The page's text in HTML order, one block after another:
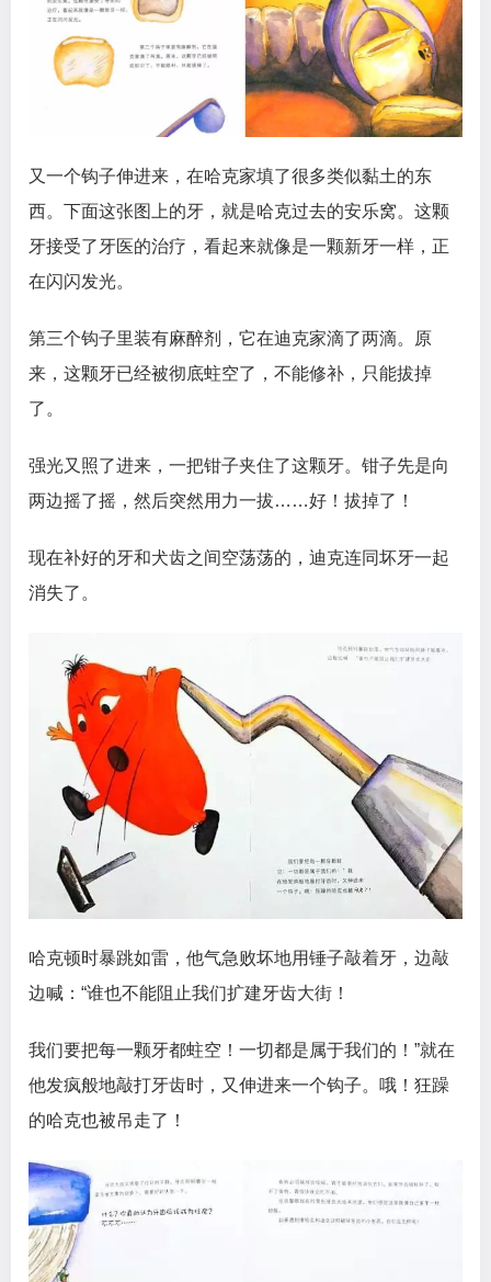
又一个钩子伸进来，在哈克家填了很多类似黏土的东
西。下面这张图上的牙，就是哈克过去的安乐窝。这颗
牙接受了牙医的治疗，看起来就像是一颗新牙一样，正
在闪闪发光。
第三个钩子里装有麻醉剂，它在迪克家滴了两滴。原
来，这颗牙已经被彻底蛀空了，不能修补，只能拔掉
了。
强光又照了进来，一把钳子夹住了这颗牙。钳子先是向
两边摇了摇，然后突然用力一拔……好！拔掉了！
现在补好的牙和犬齿之间空荡荡的，迪克连同坏牙一起
消失了。
哈克顿时暴跳如雷，他气急败坏地用锤子敲着牙，边敲
边喊：“谁也不能阻止我们扩建牙齿大街！
我们要把每一颗牙都蛀空！一切都是属于我们的！”就在
他发疯般地敲打牙齿时，又伸进来一个钩子。哦！狂躁
的哈克也被吊走了！